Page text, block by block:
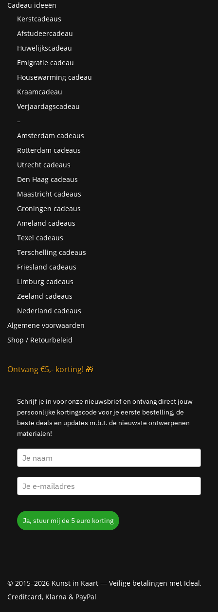
Cadeau ideeën
Kerstcadeaus
Afstudeercadeau
Huwelijkscadeau
Emigratie cadeau
Housewarming cadeau
Kraamcadeau
Verjaardagscadeau
–
Amsterdam cadeaus
Rotterdam cadeaus
Utrecht cadeaus
Den Haag cadeaus
Maastricht cadeaus
Groningen cadeaus
Ameland cadeaus
Texel cadeaus
Terschelling cadeaus
Friesland cadeaus
Limburg cadeaus
Zeeland cadeaus
Nederland cadeaus
Algemene voorwaarden
Shop / Retourbeleid
Ontvang €5,- korting! 🎁
Schrijf je in voor onze nieuwsbrief en ontvang direct jouw
persoonlijke kortingscode voor je eerste bestelling, de
beste deals en updates m.b.t. de nieuwste ontwerpenen
materialen!
Ja, stuur mij de 5 euro korting
© 2015–2026 Kunst in Kaart — Veilige betalingen met Ideal,
Creditcard, Klarna & PayPal